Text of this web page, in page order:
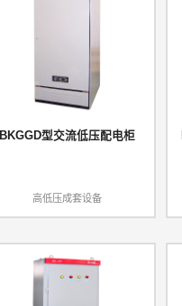
BKGGD型交流低压配电柜
高低压成套设备